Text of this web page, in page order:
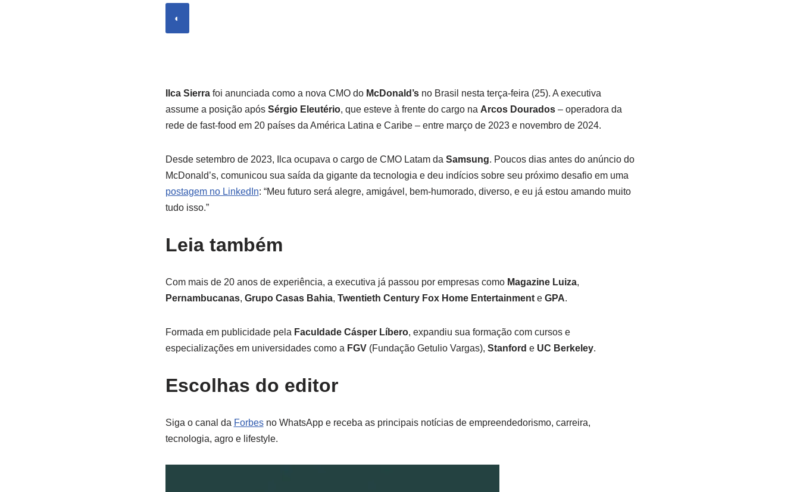
◐
Ilca Sierrafoi anunciada como a nova CMO do McDonald’sno Brasil nesta terça-feira (25). A executiva
assume a posição após Sérgio Eleutério, que esteve à frente do cargo na Arcos Dourados– operadora da
rede de fast-food em 20 países da América Latina e Caribe – entre março de 2023 e novembro de 2024.
Desde setembro de 2023, Ilca ocupava o cargo de CMO Latam da Samsung. Poucos dias antes do anúncio do
McDonald’s, comunicou sua saída da gigante da tecnologia e deu indícios sobre seu próximo desafio em uma
postagem no LinkedIn: “Meu futuro será alegre, amigável, bem-humorado, diverso, e eu já estou amando muito
tudo isso.”
Leia também
Com mais de 20 anos de experiência, a executiva já passou por empresas como Magazine Luiza,
Pernambucanas, Grupo Casas Bahia, Twentieth Century Fox Home Entertainmente GPA.
Formada em publicidade pela Faculdade Cásper Líbero, expandiu sua formação com cursos e
especializações em universidades como a FGV (Fundação Getulio Vargas), Stanford e UC Berkeley.
Escolhas do editor
Siga o canal da Forbesno WhatsApp e receba as principais notícias de empreendedorismo, carreira,
tecnologia, agro e lifestyle.